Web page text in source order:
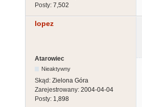
Posty: 7,502
lopez
Atarowiec
Nieaktywny
Skąd: Zielona Góra
Zarejestrowany: 2004-04-04
Posty: 1,898